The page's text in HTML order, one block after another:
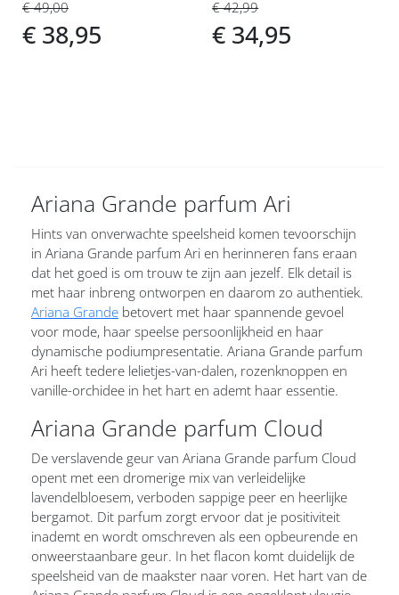
€ 49,00
€ 38,95
€ 42,99
€ 34,95
Ariana Grande parfum Ari
Hints van onverwachte speelsheid komen tevoorschijn
in Ariana Grande parfum Ari en herinneren fans eraan
dat het goed is om trouw te zijn aan jezelf. Elk detail is
met haar inbreng ontworpen en daarom zo authentiek.
Ariana Grande betovert met haar spannende gevoel
voor mode, haar speelse persoonlijkheid en haar
dynamische podiumpresentatie. Ariana Grande parfum
Ari heeft tedere lelietjes-van-dalen, rozenknoppen en
vanille-orchidee in het hart en ademt haar essentie.
Ariana Grande parfum Cloud
De verslavende geur van Ariana Grande parfum Cloud
opent met een dromerige mix van verleidelijke
lavendelbloesem, verboden sappige peer en heerlijke
bergamot. Dit parfum zorgt ervoor dat je positiviteit
inademt en wordt omschreven als een opbeurende en
onweerstaanbare geur. In het flacon komt duidelijk de
speelsheid van de maakster naar voren. Het hart van de